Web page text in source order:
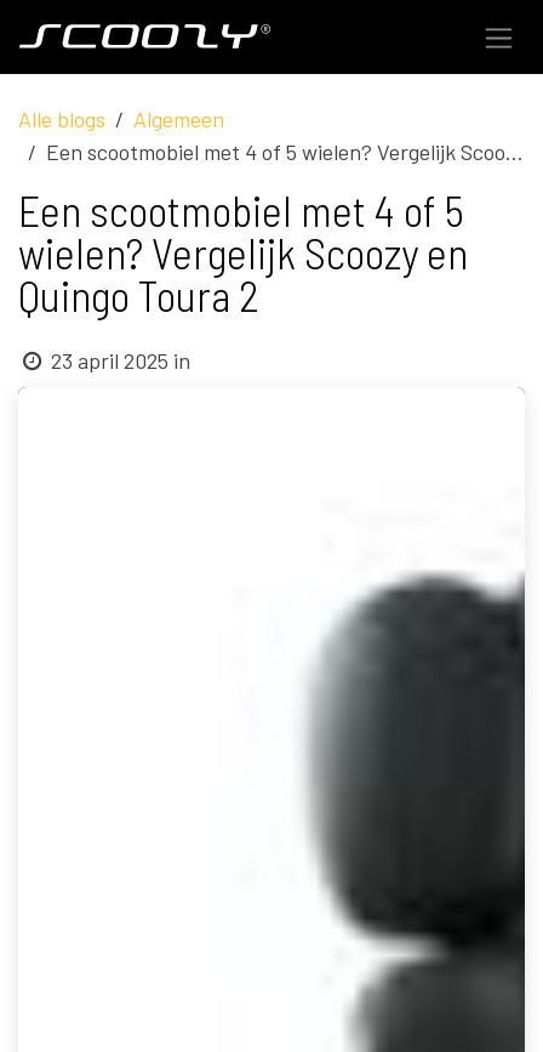
Alle blogs
Algemeen
Een scootmobiel met 4 of 5 wielen? Vergelijk Scoozy en Quingo Toura 2
Een scootmobiel met 4 of 5
wielen? Vergelijk Scoozy en
Quingo Toura 2
23 april 2025 in